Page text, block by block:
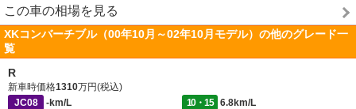
この車の相場を見る
XKコンバーチブル（00年10月～02年10月モデル）の他のグレード一
覧
R
新車時価格1310万円(税込)
JC08
-km/L 10・15
6.8km/L